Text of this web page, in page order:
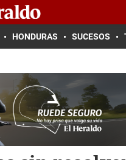
HONDURAS SUCESOS